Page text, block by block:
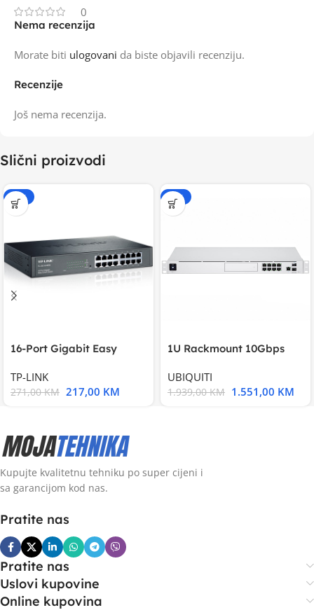
0
Recenzije
Još nema recenzija.
Nema recenzija
Morate biti ulogovani da biste objavili recenziju.
Slični proizvodi
-20%
16-Port Gigabit Easy
TP-LINK
271,00KM 217,00 KM
-20%
1U Rackmount 10Gbps
UBIQUITI
1.939,00KM 1.551,00 KM
Kupujte kvalitetnu tehniku po super cijeni i
sa garancijom kod nas.
Pratite nas
Pratite nas
Uslovi kupovine
Online kupovina